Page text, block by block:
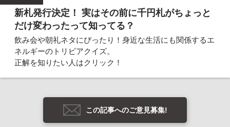
新札発行決定！ 実はその前に千円札がちょっと
だけ変わったって知ってる？
飲み会や朝礼ネタにぴったり！身近な生活にも関係するエ
ネルギーのトリビアクイズ。
正解を知りたい人はクリック！
この記事へのご意見募集!